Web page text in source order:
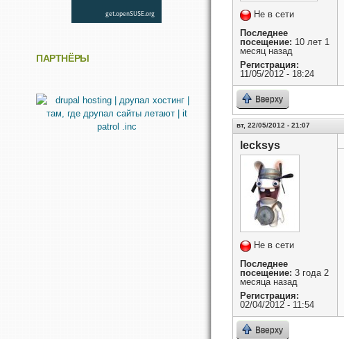
Не в сети
Последнее
посещение: 10 лет 1
месяц назад
Регистрация:
11/05/2012 - 18:24
Вверху
вт, 22/05/2012 - 21:07
lecksys
Не в сети
Последнее
посещение: 3 года 2
месяца назад
Регистрация:
02/04/2012 - 11:54
Вверху
ПАРТНЁРЫ